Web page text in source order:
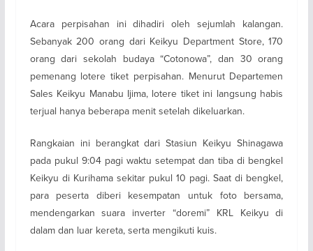
Acara perpisahan ini dihadiri oleh sejumlah kalangan.
Sebanyak 200 orang dari Keikyu Department Store, 170
orang dari sekolah budaya “Cotonowa”, dan 30 orang
pemenang lotere tiket perpisahan. Menurut Departemen
Sales Keikyu Manabu Ijima, lotere tiket ini langsung habis
terjual hanya beberapa menit setelah dikeluarkan.
Rangkaian ini berangkat dari Stasiun Keikyu Shinagawa
pada pukul 9:04 pagi waktu setempat dan tiba di bengkel
Keikyu di Kurihama sekitar pukul 10 pagi. Saat di bengkel,
para peserta diberi kesempatan untuk foto bersama,
mendengarkan suara inverter “doremi” KRL Keikyu di
dalam dan luar kereta, serta mengikuti kuis.